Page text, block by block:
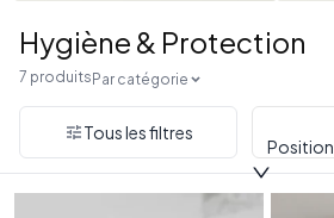
Hygiène & Protection
7 produits Par catégorie
Tous les filtres
Position